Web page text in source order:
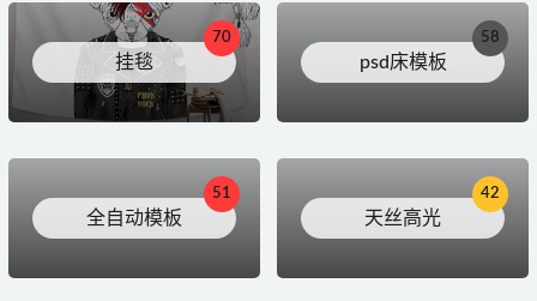
挂毯
70
psd床模板
58
全自动模板
51
天丝高光
42